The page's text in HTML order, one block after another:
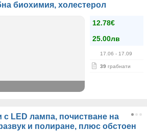
биохимия, холестерол
12.78€
25.00лв
17.06 - 17.09
39 грабнати
с LED лампа, почистване на
и полиране, плюс обстоен